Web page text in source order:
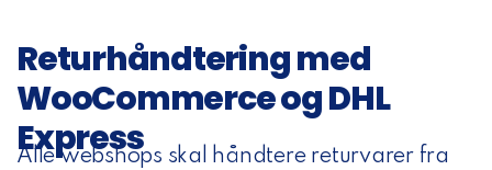
Returhåndtering med
WooCommerce og DHL
Express
Alle webshops skal håndtere returvarer fra